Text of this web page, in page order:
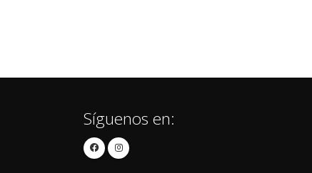
Síguenos en: